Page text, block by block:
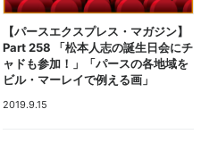
【パースエクスプレス・マガジン】
Part 258 「松本人志の誕生日会にチ
ャドも参加！」「パースの各地域を
ビル・マーレイで例える画」
2019.9.15